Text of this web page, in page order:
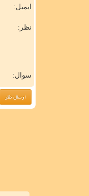
ایمیل:
نظر:
سوال: